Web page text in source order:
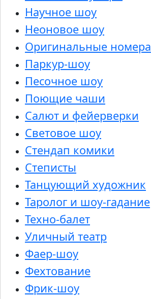
Научное шоу
Неоновое шоу
Оригинальные номера
Паркур-шоу
Песочное шоу
Поющие чаши
Салют и фейерверки
Световое шоу
Стендап комики
Степисты
Танцующий художник
Таролог и шоу-гадание
Техно-балет
Уличный театр
Фаер-шоу
Фехтование
Фрик-шоу